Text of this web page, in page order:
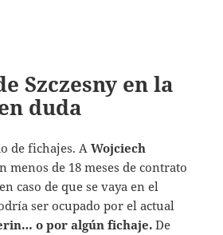
Szczesny en la
duda
de fichajes.AWojciech
menos de 18 meses de contrato
caso de que se vaya en el
ser ocupado por el actual
o por algún fichaje.De